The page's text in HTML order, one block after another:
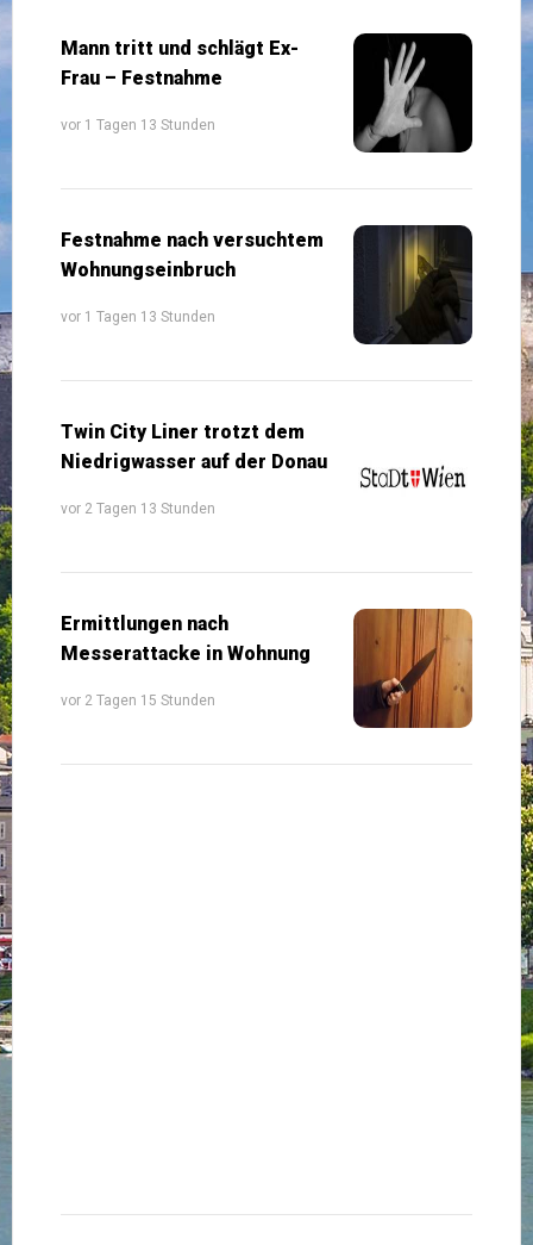
Mann tritt und schlägt Ex-
Frau – Festnahme
vor 1 Tagen 13 Stunden
Festnahme nach versuchtem
Wohnungseinbruch
vor 1 Tagen 13 Stunden
Twin City Liner trotzt dem
Niedrigwasser auf der Donau
vor 2 Tagen 13 Stunden
Ermittlungen nach
Messerattacke in Wohnung
vor 2 Tagen 15 Stunden